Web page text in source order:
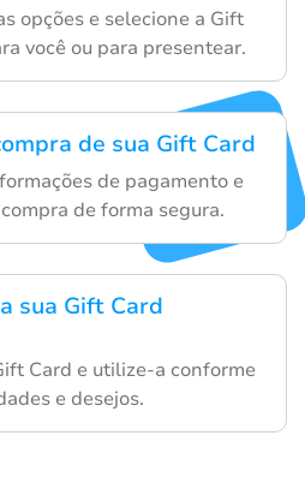
opções e selecione a Gift
você ou para presentear.
de sua Gift Card
de pagamento e
de forma segura.
sua Gift Card
Card e utilize-a conforme
e desejos.